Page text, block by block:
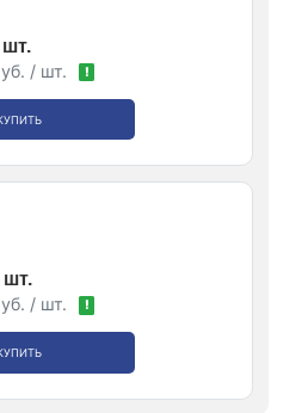
шт.
/ шт. !
шт.
/ шт. !